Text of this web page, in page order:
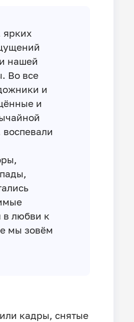
ярких
нашей
Во все
и
и
в любви к
мы зовём
кадры, снятые